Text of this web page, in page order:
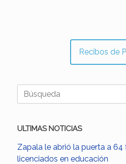
Recibos de
Buscar:
ULTIMAS NOTICIAS
Zapala le abrió la puerta a
licenciados en educación